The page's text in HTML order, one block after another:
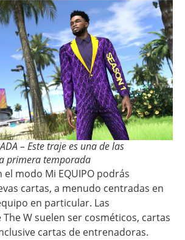
– Este traje es una de las
primera temporada
modo Mi EQUIPO podrás
cartas, a menudo centradas en
en particular. Las
W suelen ser cosméticos, cartas
cartas de entrenadoras.